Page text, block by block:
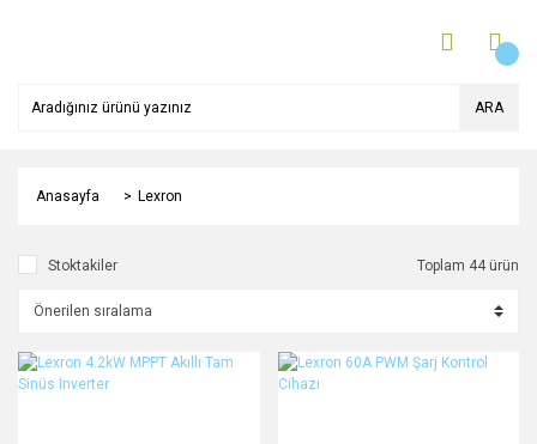
ARA
Anasayfa Lexron
Stoktakiler Toplam 44 ürün